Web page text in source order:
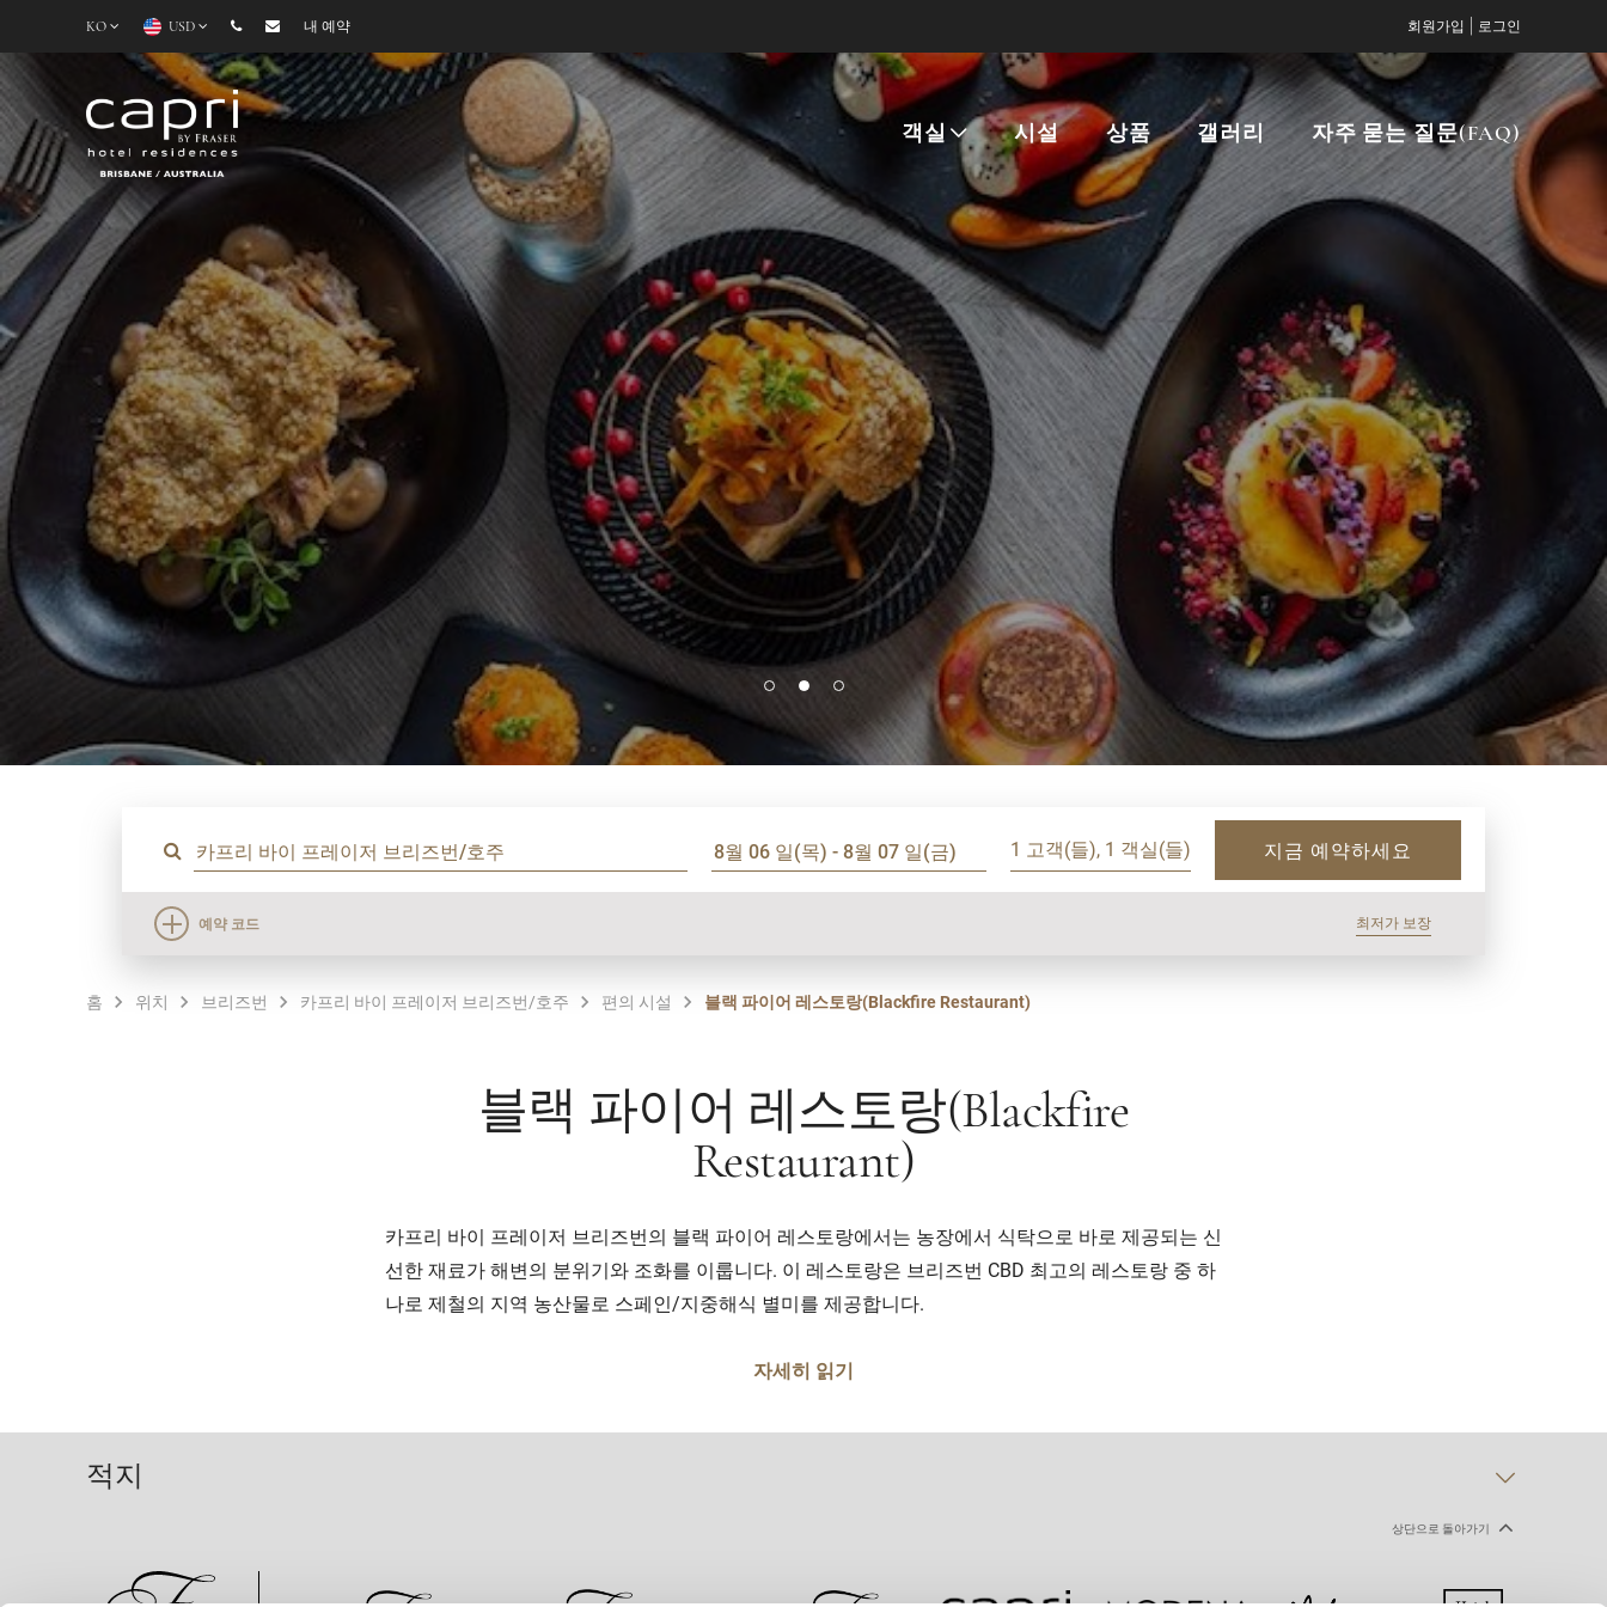
KO USD 내 예약 회원가입 로그인
객실 시설 상품 갤러리 자주 묻는 질문(FAQ)
1 고객(들), 1 객실(들) 지금 예약하세요
예약 코드 최저가 보장
홈 위치 브리즈번 카프리 바이 프레이저 브리즈번/호주 편의 시설 블랙 파이어 레스토랑(Blackfire Restaurant)
블랙 파이어 레스토랑(Blackfire
Restaurant)
카프리 바이 프레이저 브리즈번의 블랙 파이어 레스토랑에서는 농장에서 식탁으로 바로 제공되는 신
선한 재료가 해변의 분위기와 조화를 이룹니다. 이 레스토랑은 브리즈번 CBD 최고의 레스토랑 중 하
나로 제철의 지역 농산물로 스페인/지중해식 별미를 제공합니다.
자세히 읽기
적지
상단으로 돌아가기